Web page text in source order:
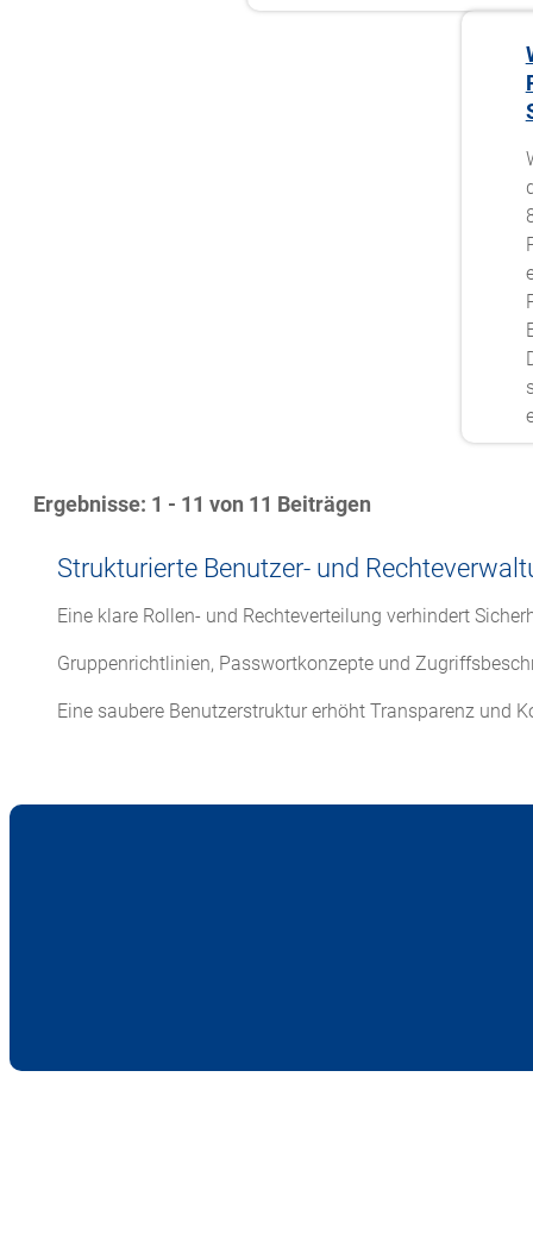
Ergebnisse: 1 - 11 von 11 Beiträgen
Strukturierte Benutzer- und
Eine klare Rollen- und Rechteverteilung verhindert
Gruppenrichtlinien, Passwortkonzepte und
Eine saubere Benutzerstruktur erhöht Transparenz und